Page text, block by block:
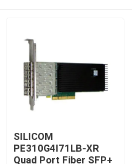
SILICOM
PE310G4I71LB-XR
Quad Port Fiber SFP+